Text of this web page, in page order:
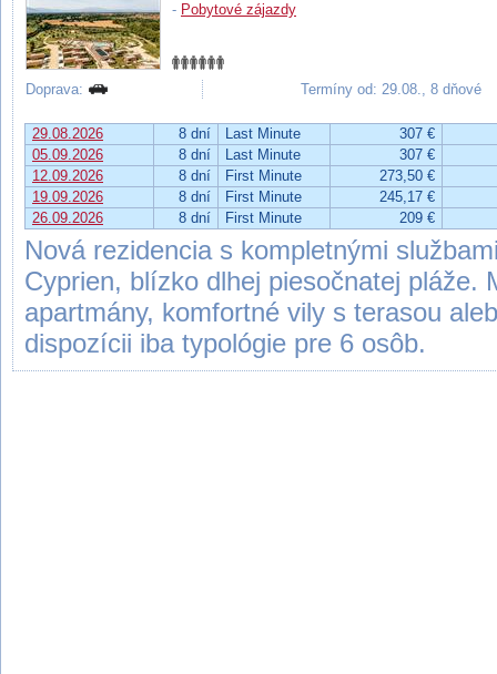
- Pobytové zájazdy
Doprava: Termíny od: 29.08., 8 dňové
29.08.2026 8 dní Last Minute
307 €
05.09.2026
8 dní Last Minute
307 €
12.09.2026
8 dní First Minute
273,50 €
19.09.2026
8 dní First Minute
245,17 €
26.09.2026
8 dní First Minute 209 €
Nová rezidencia s kompletnými
Cyprien, blízko dlhej piesočnatej pláže.
apartmány, komfortné vily s terasou
dispozícii iba typológie pre 6 osôb.